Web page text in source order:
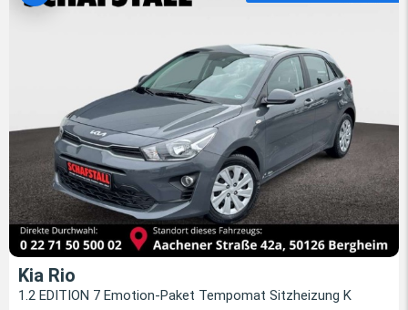
Kia Rio
1.2 EDITION 7 Emotion-Paket Tempomat Sitzheizung K